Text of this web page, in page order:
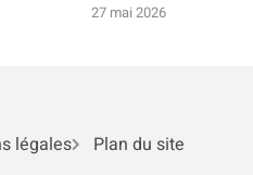
27 mai 2026
légales Plan du site